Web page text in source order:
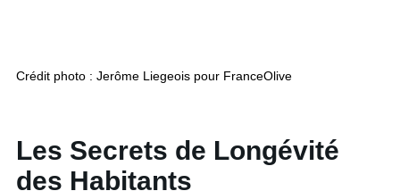
Crédit photo : Jerôme Liegeois pour FranceOlive
Les Secrets de Longévité
des Habitants